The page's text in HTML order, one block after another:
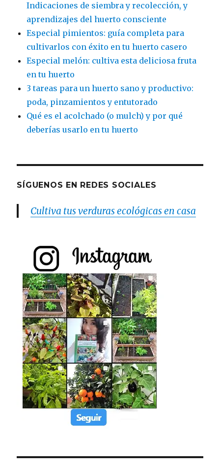
Indicaciones de siembra y recolección, y
aprendizajes del huerto consciente
Especial pimientos: guía completa para
cultivarlos con éxito en tu huerto casero
Especial melón: cultiva esta deliciosa fruta
en tu huerto
3 tareas para un huerto sano y productivo:
poda, pinzamientos y entutorado
Qué es el acolchado (o mulch) y por qué
deberías usarlo en tu huerto
SÍGUENOS EN REDES SOCIALES
Cultiva tus verduras ecológicas en casa